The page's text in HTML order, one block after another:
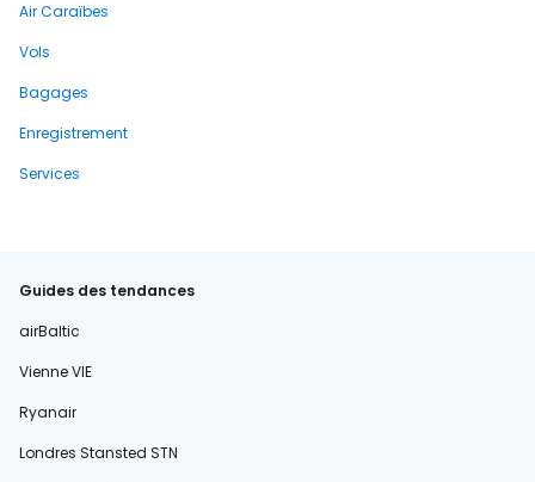
Air Caraïbes
Vols
Bagages
Enregistrement
Services
Guides des tendances
airBaltic
Vienne VIE
Ryanair
Londres Stansted STN